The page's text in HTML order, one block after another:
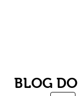
BLOG